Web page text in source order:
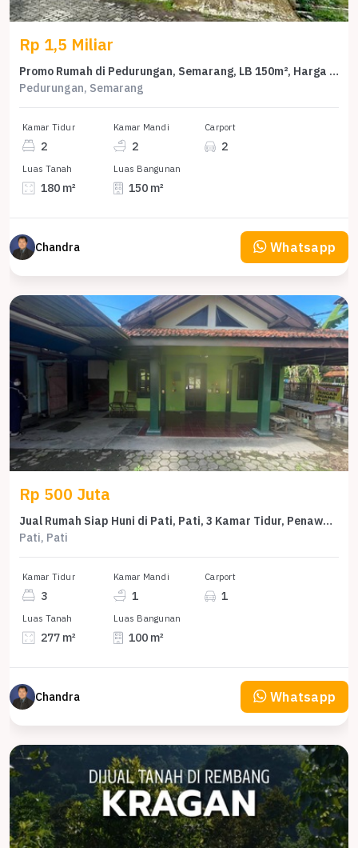
Rp 1,5 Miliar
Promo Rumah di Pedurungan, Semarang, LB 150m², Harga 1,5 Miliar
Pedurungan, Semarang
Kamar Tidur
2
Kamar Mandi
2
Carport
2
Luas Tanah
180 m²
Luas Bangunan
150 m²
Chandra Whatsapp
Rp 500 Juta
Jual Rumah Siap Huni di Pati, Pati, 3 Kamar Tidur, Penawaran Terbaik
Pati, Pati
Kamar Tidur
3
Kamar Mandi
1
Carport
1
Luas Tanah
277 m²
Luas Bangunan
100 m²
Chandra Whatsapp